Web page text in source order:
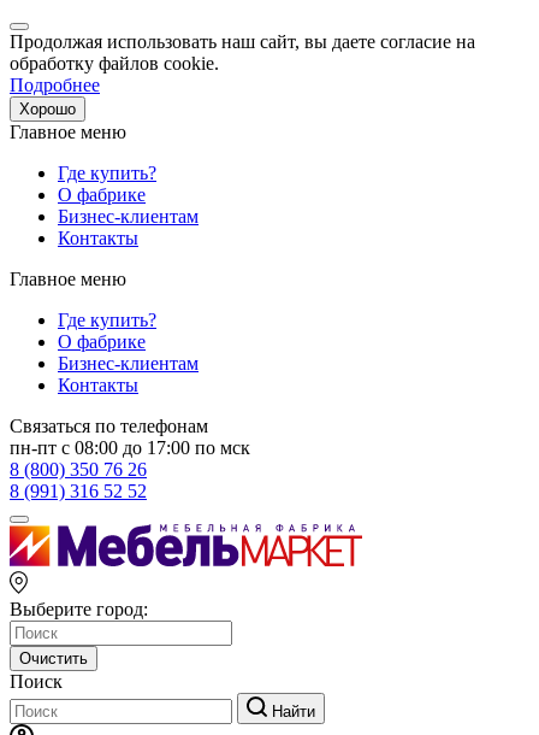
Продолжая использовать наш сайт, вы даете согласие на
обработку файлов cookie.
Подробнее
Хорошо
Главное меню
Где купить?
О фабрике
Бизнес-клиентам
Контакты
Главное меню
Где купить?
О фабрике
Бизнес-клиентам
Контакты
Связаться по телефонам
пн-пт с 08:00 до 17:00 по мск
8 (800) 350 76 26
8 (991) 316 52 52
Выберите город:
Очистить
Поиск
Найти